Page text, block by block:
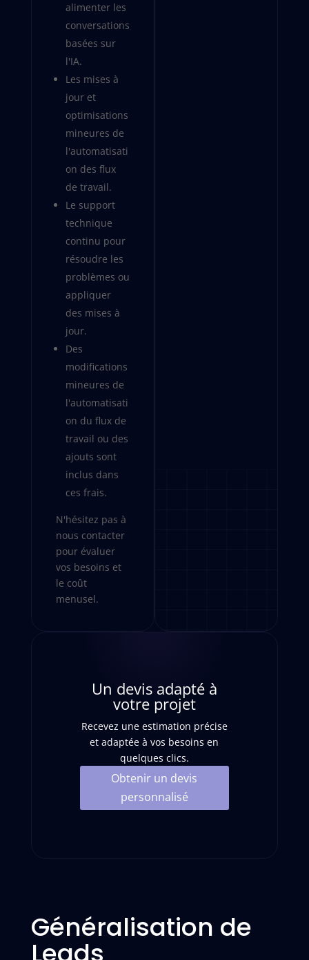
alimenter les
conversations
basées sur
l'IA.
Les mises à
jour et
optimisations
mineures de
l'automatisati
on des flux
de travail.
Le support
technique
continu pour
résoudre les
problèmes ou
appliquer
des mises à
jour.
Des
modifications
mineures de
l'automatisati
on du flux de
travail ou des
ajouts sont
inclus dans
ces frais.
N'hésitez pas à
nous contacter
pour évaluer
vos besoins et
le coût
menusel.
Un devis adapté à
votre projet
Recevez une estimation précise
et adaptée à vos besoins en
quelques clics.
Obtenir un devis
personnalisé
Généralisation de